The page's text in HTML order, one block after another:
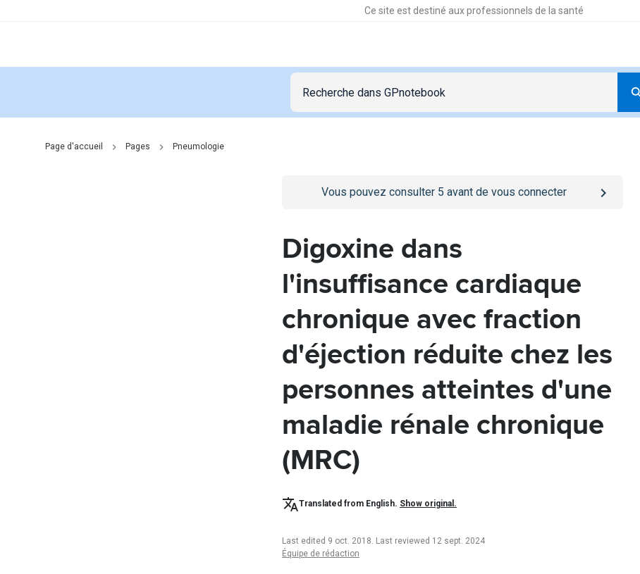
Ce site est destiné aux professionnels de la santé
Page d'accueil Pages Pneumologie
/se-connecterpage
Vous pouvez consulter 5 avant de vous connecter
Digoxine dans
l'insuffisance cardiaque
chronique avec fraction
d'éjection réduite chez les
personnes atteintes d'une
maladie rénale chronique
(MRC)
Translated from English. Show original.
Last edited 9 oct. 2018. Last reviewed 12 sept. 2024
Équipe de rédaction